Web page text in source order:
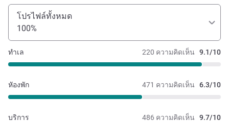
โปรไฟล์ทั้งหมด
100%
220 ความคิดเห็น 9.1/10
ทำเล
471 ความคิดเห็น 6.3/10
หัองพัก
486 ความคิดเห็น 9.7/10
บริการ